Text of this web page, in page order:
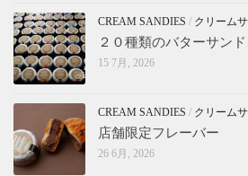
CREAM SANDIES / クリーム
２０種類のバターサン
15 7月, 2026
CREAM SANDIES / クリーム
店舗限定フレーバー
26 6月, 2026